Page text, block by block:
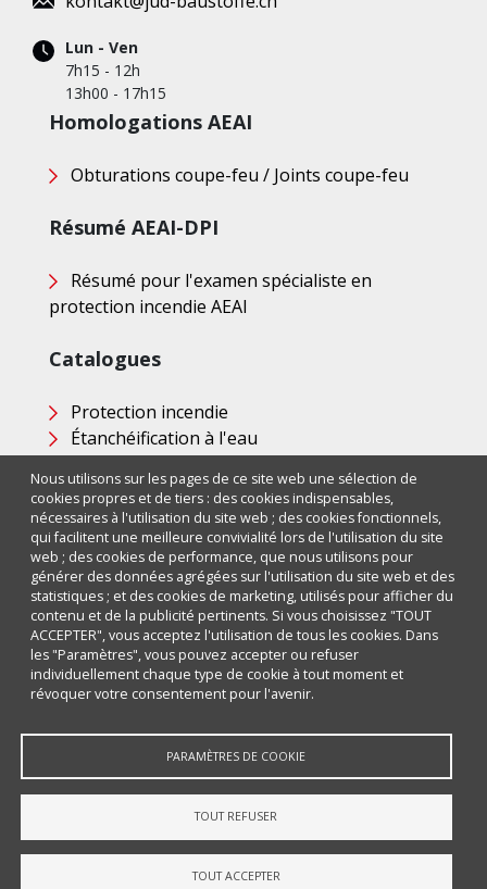
Lun - Ven
7h15 - 12h
13h00 - 17h15
Homologations AEAI
Obturations coupe-feu / Joints coupe-feu
Résumé AEAI-DPI
Résumé pour l'examen spécialiste en
protection incendie AEAI
Catalogues
Protection incendie
Étanchéification à l'eau
Newsletter
Vous souhaitez plus d'informations sur les passages de
câbles et de tuyaux dans la protection incendie?
Inscrivez-vous et restez informé de toutes les informations
sur les obturations coupe-feu, y compris les formations!
S'abonner à
Nous utilisons sur les pages de ce site web une sélection de
cookies propres et de tiers : des cookies indispensables,
nécessaires à l'utilisation du site web ; des cookies fonctionnels,
qui facilitent une meilleure convivialité lors de l'utilisation du site
web ; des cookies de performance, que nous utilisons pour
générer des données agrégées sur l'utilisation du site web et des
statistiques ; et des cookies de marketing, utilisés pour afficher du
contenu et de la publicité pertinents. Si vous choisissez "TOUT
ACCEPTER", vous acceptez l'utilisation de tous les cookies. Dans
les "Paramètres", vous pouvez accepter ou refuser
individuellement chaque type de cookie à tout moment et
révoquer votre consentement pour l'avenir.
PARAMÈTRES DE COOKIE
TOUT REFUSER
TOUT ACCEPTER
Copyright © par Jud Bau-Stoffe + Systeme
Cookies